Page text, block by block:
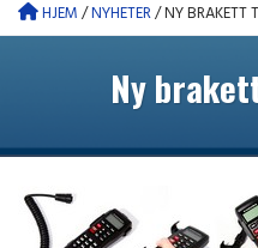
HJEM/NYHETER/NY BRAKETT
Ny